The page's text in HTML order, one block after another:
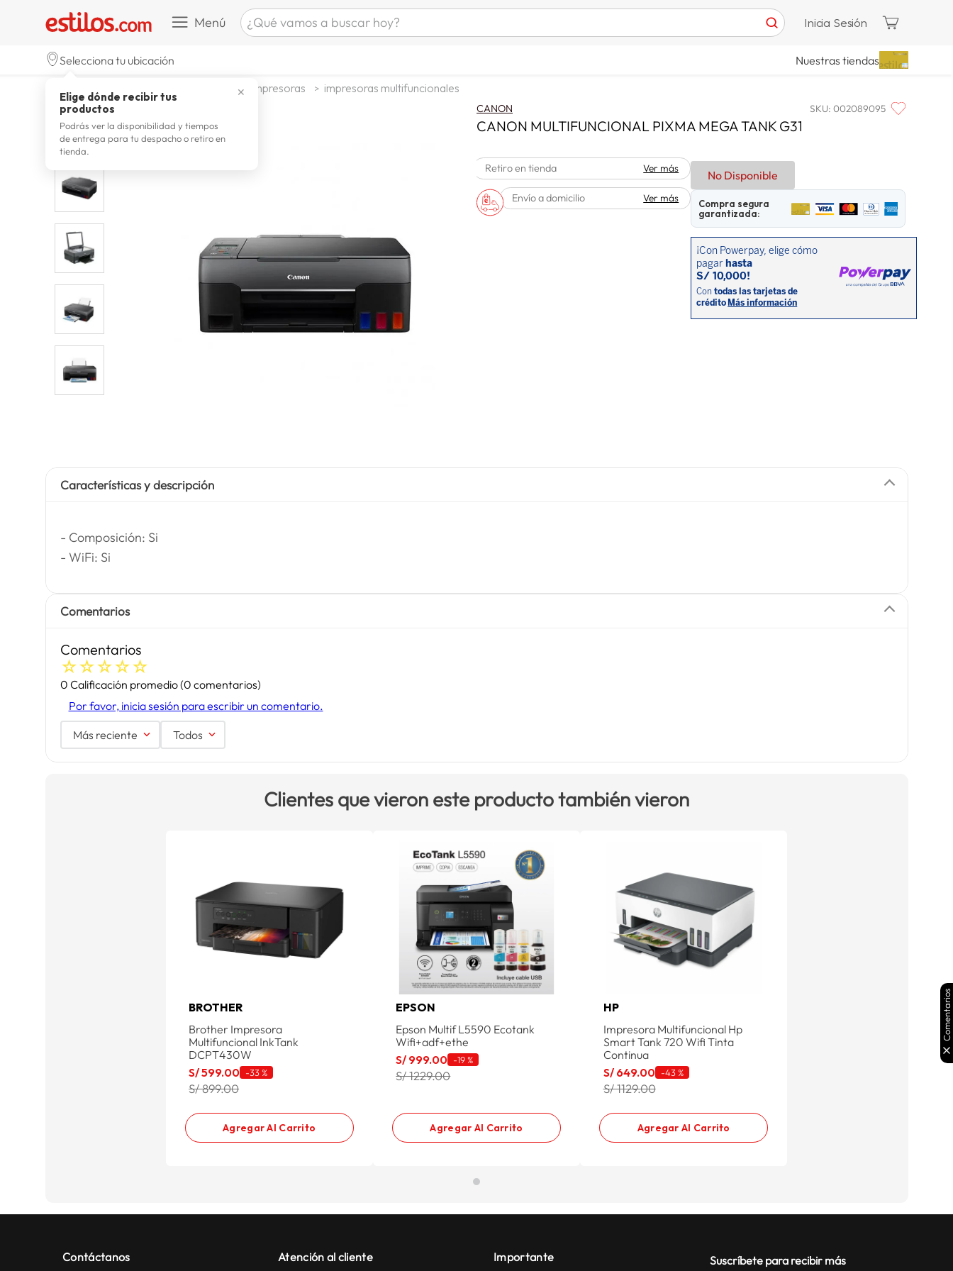
Menú ¿Qué vamos a buscar hoy?
8. terrex
spiderman
10. lavadora
Inicia Sesión
Selecciona tu ubicación
✕
Elige dónde recibir tus
productos
Podrás ver la disponibilidad y tiempos
de entrega para tu despacho o retiro en
tienda.
Nuestras tiendas
impresoras impresoras multifuncionales
CANON SKU: 002089095
CANON MULTIFUNCIONAL PIXMA MEGA TANK G31
Retiro en tienda Ver más
Envío a domicilio Ver más
No Disponible
Compra segura
garantizada:
Características y descripción
- Composición: Si
- WiFi: Si
Comentarios
Comentarios
☆☆☆☆☆
0 Calificación promedio(0 comentarios)
Por favor, inicia sesión para escribir un comentario.
Más reciente Todos
Clientes que vieron este producto también vieron
BROTHER
Brother Impresora
Multifuncional InkTank
DCPT430W
S/599.00 -33 %
S/ 899.00
Agregar Al Carrito
EPSON
Epson Multif L5590 Ecotank
Wifi+adf+ethe
S/ 999.00 -19 %
S/ 1229.00
Agregar Al Carrito
HP
Impresora Multifuncional Hp
Smart Tank 720 Wifi Tinta
Continua
S/ 649.00 -43 %
S/ 1129.00
Agregar Al Carrito
Contáctanos Atención al cliente Importante
Suscríbete para recibir más
Comentarios